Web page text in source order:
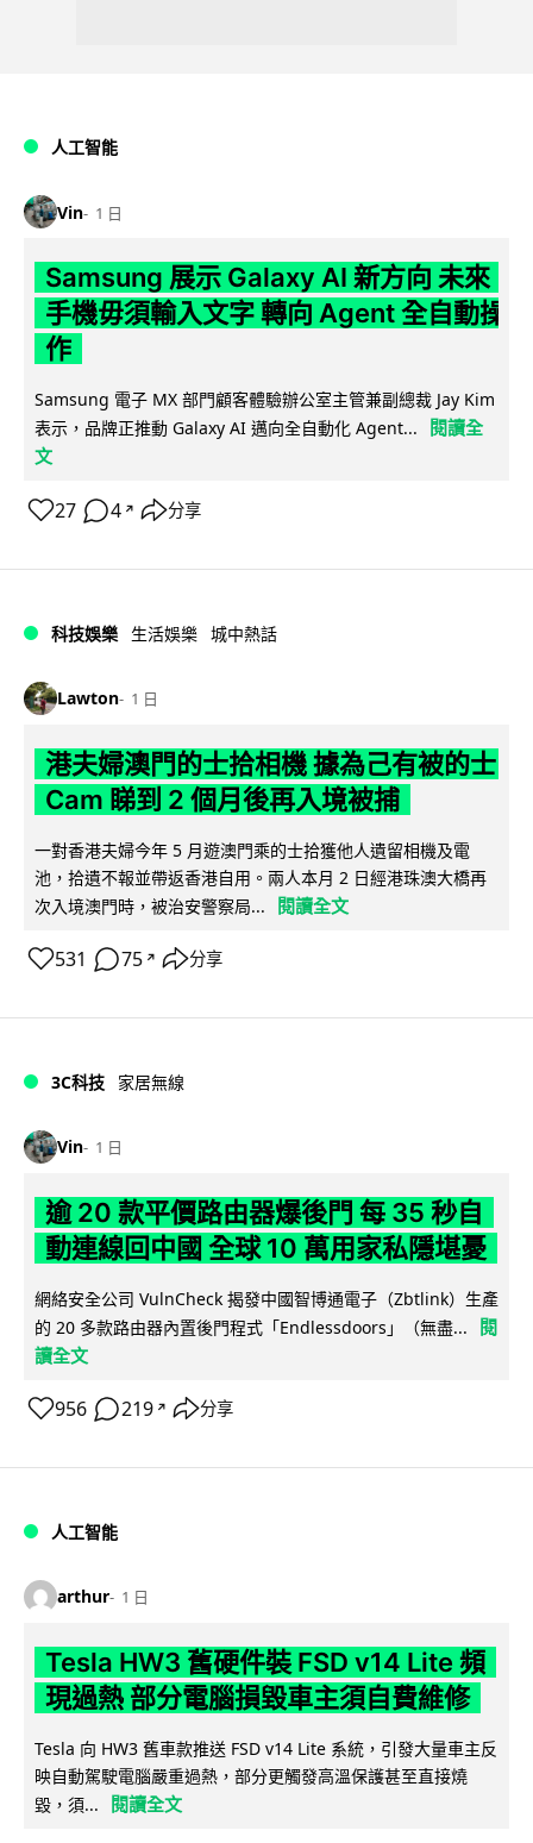
人工智能
Vin 1 日
Samsung 展示 Galaxy AI 新方向 未來
手機毋須輸入文字 轉向 Agent 全自動操
作
Samsung 電子 MX 部門顧客體驗辦公室主管兼副總裁 Jay Kim
表示，品牌正推動 Galaxy AI 邁向全自動化 Agent...
閱讀全
文
27 4 ↗ 分享
科技娛樂 生活娛樂 城中熱話
Lawton 1 日
港夫婦澳門的士拾相機 據為己有被的士
Cam 睇到 2 個月後再入境被捕
一對香港夫婦今年 5 月遊澳門乘的士拾獲他人遺留相機及電
池，拾遺不報並帶返香港自用。兩人本月 2 日經港珠澳大橋再
次入境澳門時，被治安警察局...
閱讀全文
531 75 ↗ 分享
3C科技 家居無線
Vin 1 日
逾 20 款平價路由器爆後門 每 35 秒自
動連線回中國 全球 10 萬用家私隱堪憂
網絡安全公司 VulnCheck 揭發中國智博通電子（Zbtlink）生產
的 20 多款路由器內置後門程式「Endlessdoors」（無盡...
閱
讀全文
956 219 ↗ 分享
人工智能
arthur 1 日
Tesla HW3 舊硬件裝 FSD v14 Lite 頻
現過熱 部分電腦損毀車主須自費維修
Tesla 向 HW3 舊車款推送 FSD v14 Lite 系統，引發大量車主反
映自動駕駛電腦嚴重過熱，部分更觸發高溫保護甚至直接燒
毀，須...
閱讀全文